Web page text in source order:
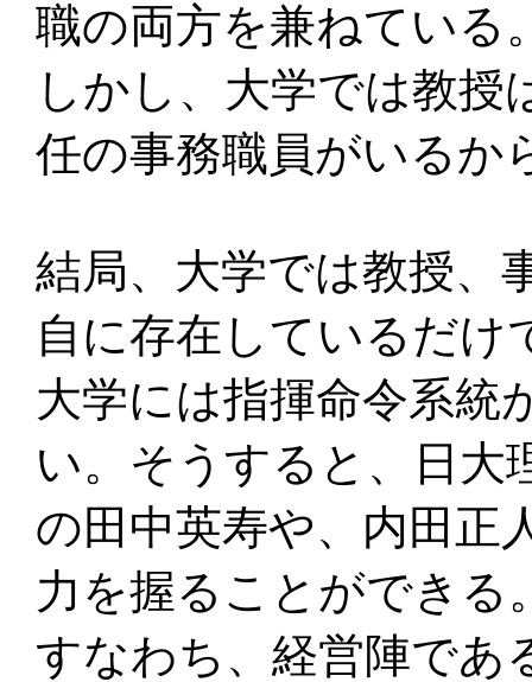
職の両方を兼ねている
しかし、大学では教授
任の事務職員がいるか
結局、大学では教授、
自に存在しているだけ
大学には指揮命令系統
い。そうすると、日大
の田中英寿や、内田正
力を握ることができる
すなわち、経営陣であ